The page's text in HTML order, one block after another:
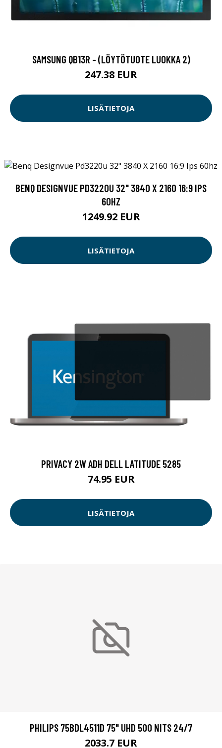
SAMSUNG QB13R - (LÖYTÖTUOTE LUOKKA 2)
247.38 EUR
LISÄTIETOJA
BENQ DESIGNVUE PD3220U 32" 3840 X 2160 16:9 IPS
60HZ
1249.92 EUR
LISÄTIETOJA
PRIVACY 2W ADH DELL LATITUDE 5285
74.95 EUR
LISÄTIETOJA
PHILIPS 75BDL4511D 75" UHD 500 NITS 24/7
2033.7 EUR